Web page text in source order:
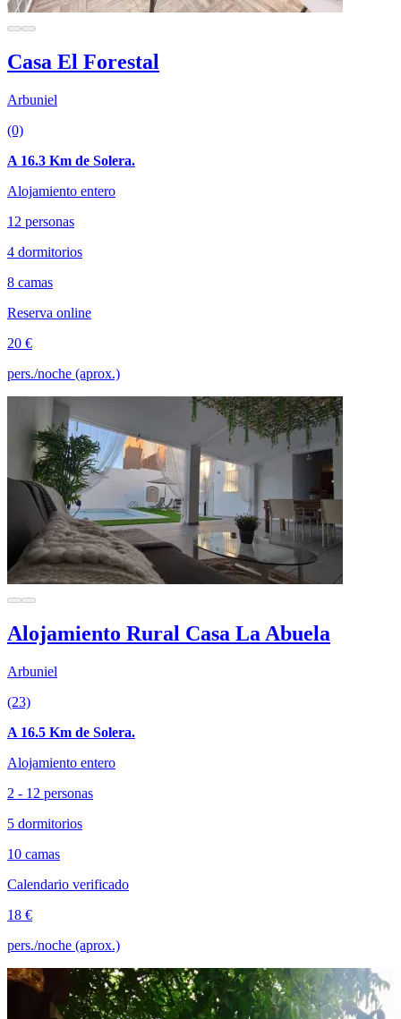
Casa El Forestal
Arbuniel
(0)
A 16.3 Km de Solera.
Alojamiento entero
12 personas
4 dormitorios
8 camas
Reserva online
20 €
pers./noche (aprox.)
Alojamiento Rural Casa La Abuela
Arbuniel
(23)
A 16.5 Km de Solera.
Alojamiento entero
2 - 12 personas
5 dormitorios
10 camas
Calendario verificado
18 €
pers./noche (aprox.)